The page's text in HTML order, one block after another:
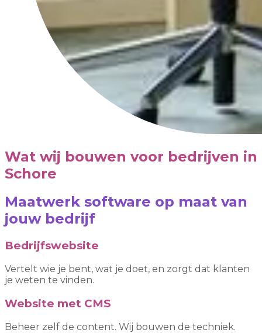
Wat wij bouwen voor bedrijven in
Schore
Maatwerk software op maat van
jouw bedrijf
Bedrijfswebsite
Vertelt wie je bent, wat je doet, en zorgt dat klanten
je weten te vinden.
Website met CMS
Beheer zelf de content. Wij bouwen de techniek.